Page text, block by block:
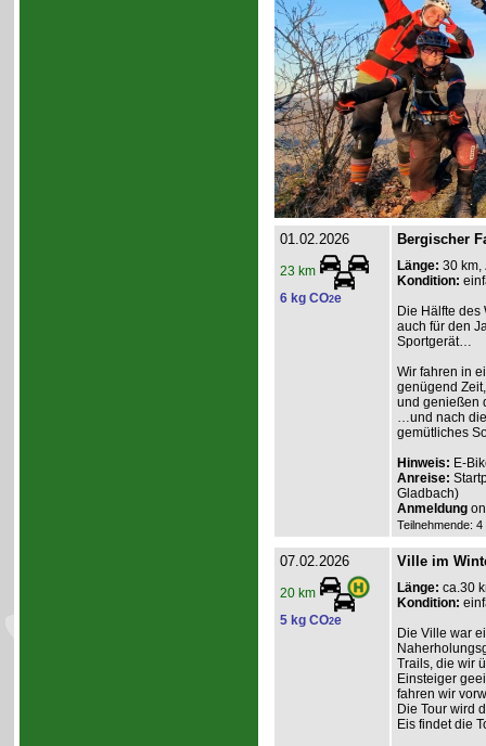
01.02.2026
23 km
6 kg CO2e
Bergischer
Länge: 30 km,
Kondition:
Die Hälfte des
auch für den
Sportgerät…
Wir fahren in
genügend
und genießen
…und nach
gemütliches
Hinweis: E-
Anreise:
Gladbach)
Anmeldung
Teilnehmende:
07.02.2026
20 km
5 kg CO2e
Ville im
Länge: ca.30
Kondition:
Die Ville war
Trails, die wir
Einsteiger
fahren wir
Die Tour wird
Eis findet die